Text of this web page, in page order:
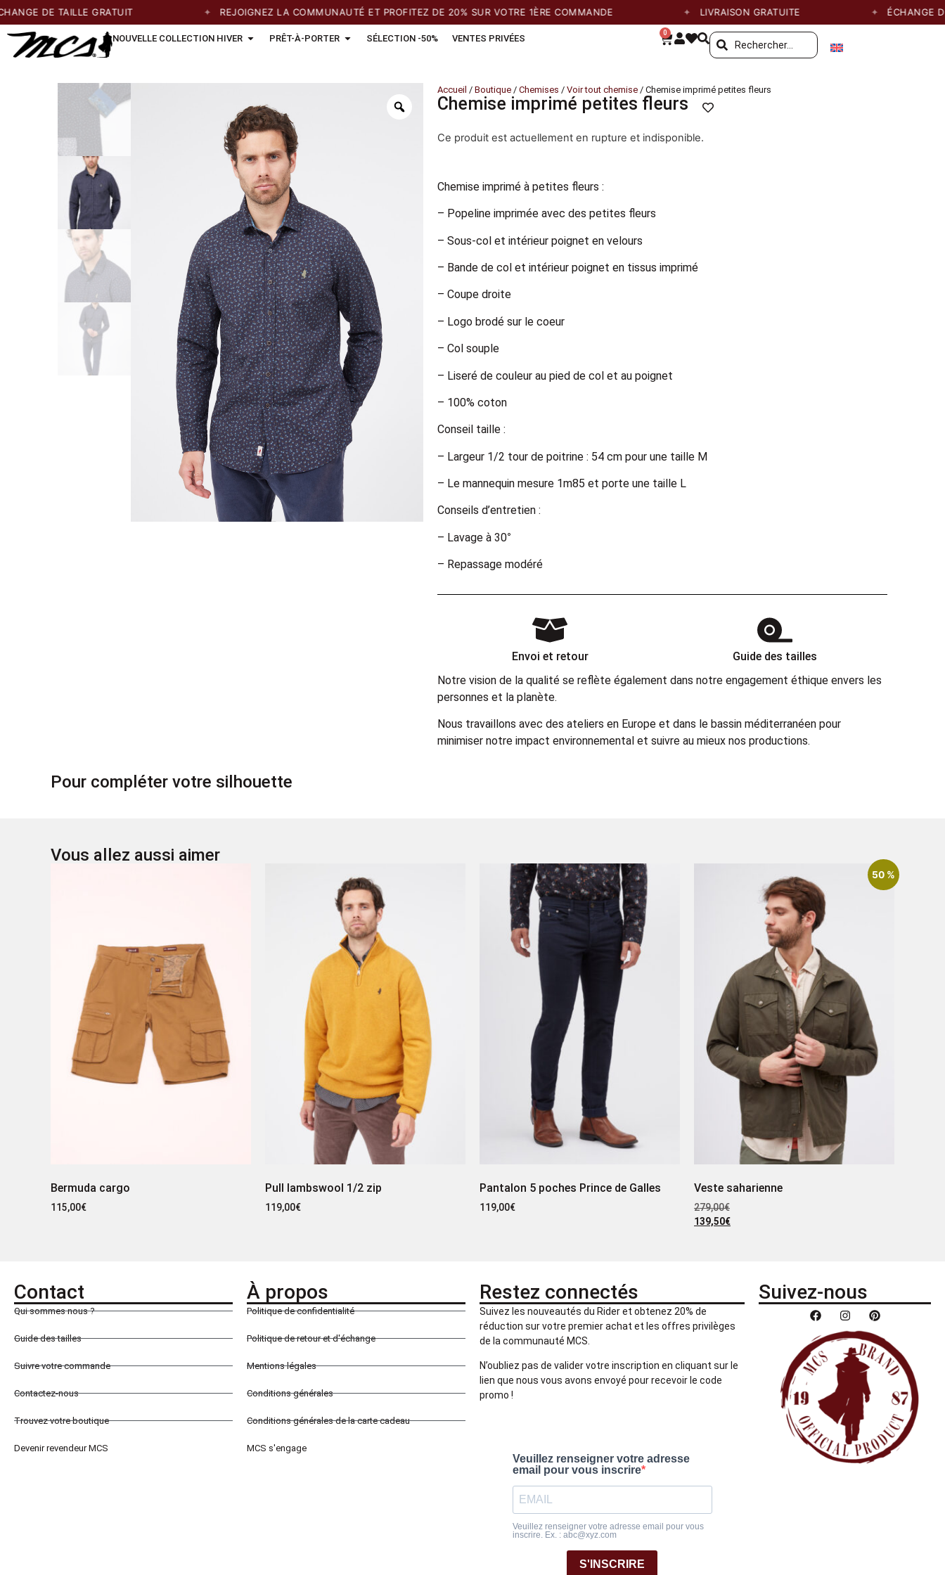
DE TAILLE GRATUIT REJOIGNEZ LA COMMUNAUTÉ ET PROFITEZ DE 20% SUR VOTRE 1ÈRE COMMANDE LIVRAISON GRATUITE ÉCHANGE DE
NOUVELLE COLLECTION HIVER PRÊT-À-PORTER SÉLECTION -50% VENTES PRIVÉES
0
Accueil / Boutique / Chemises / Voir tout chemise / Chemise imprimé petites fleurs
Chemise imprimé petites fleurs
Ce produit est actuellement en rupture et indisponible.
Chemise imprimé à petites fleurs :
– Popeline imprimée avec des petites fleurs
– Sous-col et intérieur poignet en velours
– Bande de col et intérieur poignet en tissus imprimé
– Coupe droite
– Logo brodé sur le coeur
– Col souple
– Liseré de couleur au pied de col et au poignet
– 100% coton
Conseil taille :
– Largeur 1/2 tour de poitrine : 54 cm pour une taille M
– Le mannequin mesure 1m85 et porte une taille L
Conseils d’entretien :
– Lavage à 30°
– Repassage modéré
Envoi et retour
Guide des tailles
Notre vision de la qualité se reflète également dans notre engagement éthique envers les
personnes et la planète.
Nous travaillons avec des ateliers en Europe et dans le bassin méditerranéen pour
minimiser notre impact environnemental et suivre au mieux nos productions.
Pour compléter votre silhouette
Vous allez aussi aimer
Bermuda cargo
115,00€
Pull lambswool 1/2 zip
119,00€
Pantalon 5 poches Prince de Galles
119,00€
50 %
Veste saharienne
279,00€
139,50€
Contact
Qui sommes nous ?
Guide des tailles
Suivre votre commande
Contactez-nous
Trouvez votre boutique
Devenir revendeur MCS
À propos
Politique de confidentialité
Politique de retour et d'échange
Mentions légales
Conditions générales
Conditions générales de la carte cadeau
MCS s'engage
Restez connectés
Suivez les nouveautés du Rider et obtenez 20% de
réduction sur votre premier achat et les offres privilèges
de la communauté MCS.
N’oubliez pas de valider votre inscription en cliquant sur le
lien que nous vous avons envoyé pour recevoir le code
promo !
Veuillez renseigner votre adresse
email pour vous inscrire
Veuillez renseigner votre adresse email pour vous
inscrire. Ex. : abc@xyz.com
S'INSCRIRE
Suivez-nous